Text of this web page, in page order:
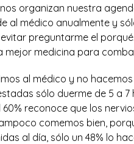
organizan nuestra
al médico anualmente y
preguntarme el
mejor medicina para
al médico y no
sólo duerme de 5 a
60% reconoce que los
comemos bien,
al día, sólo un 48% lo